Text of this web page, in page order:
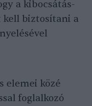
a kibocsátás-
kell biztosítani a
elemei közé
foglalkozó